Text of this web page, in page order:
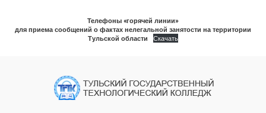
Телефоны «горячей линии»
для приема сообщений о фактах нелегальной занятости на территории
Тульской области
Скачать